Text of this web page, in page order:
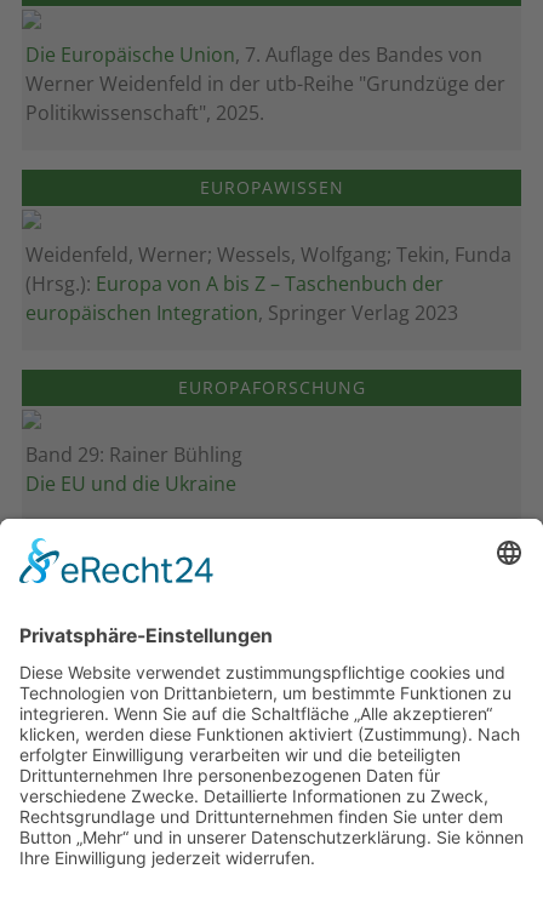
Die Europäische Union, 7. Auflage des Bandes von
Werner Weidenfeld in der utb-Reihe "Grundzüge der
Politikwissenschaft", 2025.
EUROPAWISSEN
Weidenfeld, Werner; Wessels, Wolfgang; Tekin, Funda
(Hrsg.): Europa von A bis Z – Taschenbuch der
europäischen Integration, Springer Verlag 2023
EUROPAFORSCHUNG
Band 29: Rainer Bühling
Die EU und die Ukraine
Band 28: Andrea Zeller
Eurorettung um jeden Preis?
Band 27: Thomas Jansen
Europa verstehen
Band 26: Andreas Öffner
Die Macht der Interessen
Band 25: Edmund Ratka
Deutschlands Mittelmeerpolitik